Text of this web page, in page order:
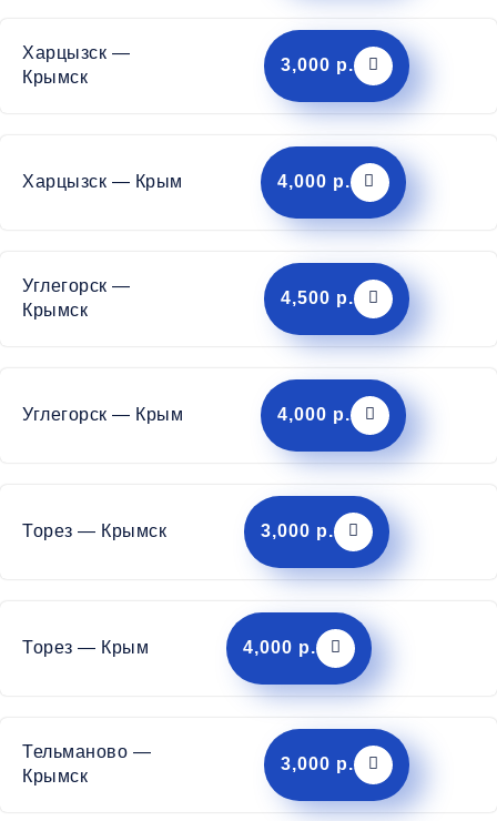
Харцызск —
Крымск
3,000 р.
Харцызск — Крым 4,000 р.
Углегорск —
Крымск
4,500 р.
Углегорск — Крым 4,000 р.
Торез — Крымск 3,000 р.
Торез — Крым 4,000 р.
Тельманово —
Крымск
3,000 р.